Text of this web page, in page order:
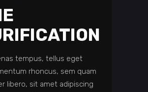
tempus, tellus eget
rhoncus, sem quam
libero, sit amet adipiscing